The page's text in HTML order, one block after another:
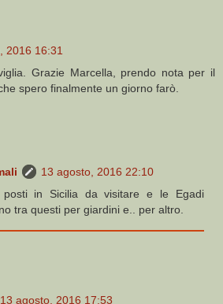
2016 16:31
Grazie Marcella, prendo nota per il
spero finalmente un giorno farò.
13 agosto, 2016 22:10
in Sicilia da visitare e le Egadi
tra questi per giardini e.. per altro.
13 agosto, 2016 17:53